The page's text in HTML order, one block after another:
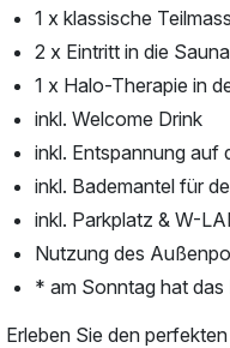
1 x klassische
2 x Eintritt in die
1 x Halo-Therapie in
inkl. Welcome Drink
inkl. Entspannung
inkl. Bademantel für
inkl. Parkplatz & W-
Nutzung des
* am Sonntag hat
Erleben Sie den